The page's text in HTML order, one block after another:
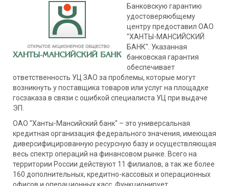
Банковскую гарантию
удостоверяюбщему
центру предоставил ОАО
"ХАНТЫ-МАНСИЙСКИЙ
БАНК". Указанная
банковская гарантия
обеспечивает
ответственность УЦ ЗАО за проблемы, которые могут
возникнуть у поставщика товаров или услуг на площадке
госзаказа в связи с ошибкой специалиста УЦ при выдаче
ЭП.
ОАО "Ханты-Мансийский банк" – это универсальная
кредитная организация федерального значения, имеющая
диверсифицированную ресурсную базу и осуществляющая
весь спектр операций на финансовом рынке. Всего на
территории России действуют 11 филиалов, а так же более
160 дополнительных, кредитно-кассовых и операционных
офисов и операционных касс. Функционирует